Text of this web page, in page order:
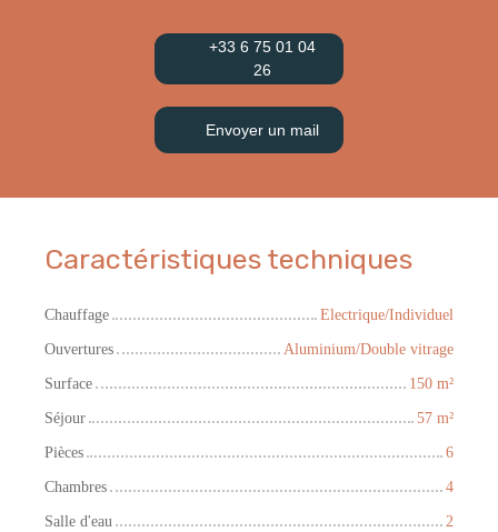
+33 6 75 01 04
26
Envoyer un mail
Caractéristiques techniques
Chauffage
Electrique/Individuel
Ouvertures
Aluminium/Double vitrage
Surface
150 m²
Séjour
57 m²
Pièces
6
Chambres
4
Salle d'eau
2